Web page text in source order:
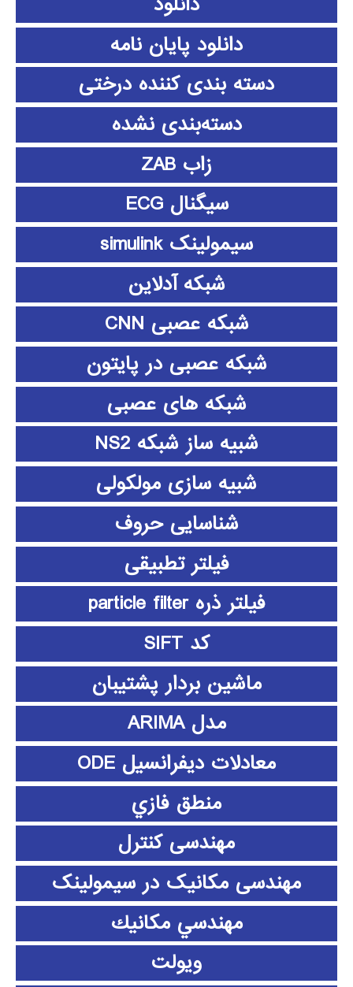
دانلود پايان نامه
دسته بندی کننده درختی
دسته‌بندی نشده
زاب ZAB
سیگنال ECG
سیمولینک simulink
شبکه آدلاین
شبکه عصبی CNN
شبکه عصبی در پایتون
شبکه های عصبی
شبیه ساز شبکه NS2
شبیه سازی مولکولی
شناسایی حروف
فیلتر تطبیقی
فیلتر ذره particle filter
کد SIFT
ماشین بردار پشتیبان
مدل ARIMA
معادلات دیفرانسیل ODE
منطق فازي
مهندسی کنترل
مهندسی مکانیک در سیمولینک
مهندسي مكانيك
ویولت